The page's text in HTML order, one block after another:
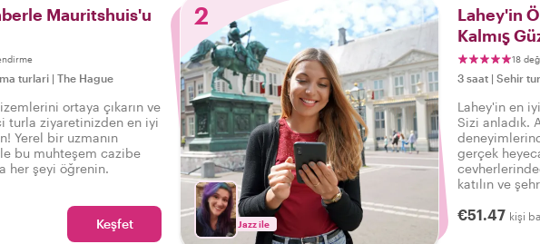
Mauritshuis'u
turlari | The Hague
ortaya çıkarın ve
turla ziyaretinizden en iyi
Yerel bir uzmanın
bu muhteşem cazibe
her şeyi öğrenin.
Keşfet
2
Jazz ile
Lahey'in
Kalmış
18
3 saat | Sehir
Lahey'in en
Sizi anladık.
gerçek
katılın ve
€51.47 kişi